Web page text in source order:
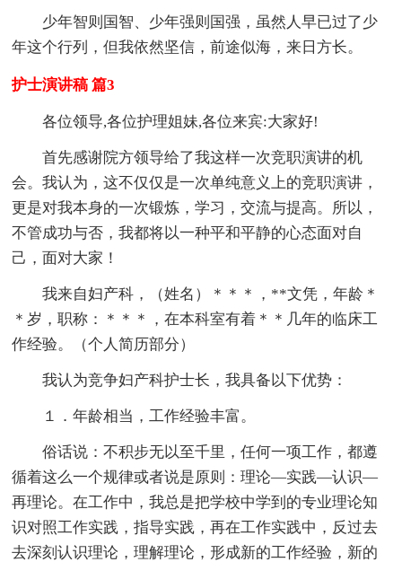
少年智则国智、少年强则国强，虽然人早已过了少
年这个行列，但我依然坚信，前途似海，来日方长。
护士演讲稿 篇3
各位领导,各位护理姐妹,各位来宾:大家好!
首先感谢院方领导给了我这样一次竞职演讲的机
会。我认为，这不仅仅是一次单纯意义上的竞职演讲，
更是对我本身的一次锻炼，学习，交流与提高。所以，
不管成功与否，我都将以一种平和平静的心态面对自
己，面对大家！
我来自妇产科，（姓名）＊＊＊，**文凭，年龄＊
＊岁，职称：＊＊＊，在本科室有着＊＊几年的临床工
作经验。（个人简历部分）
我认为竞争妇产科护士长，我具备以下优势：
１．年龄相当，工作经验丰富。
俗话说：不积步无以至千里，任何一项工作，都遵
循着这么一个规律或者说是原则：理论—实践—认识—
再理论。在工作中，我总是把学校中学到的专业理论知
识对照工作实践，指导实践，再在工作实践中，反过去
去深刻认识理论，理解理论，形成新的工作经验，新的